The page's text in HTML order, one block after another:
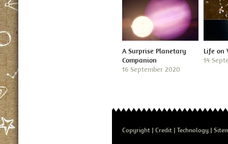
A Surprise Planetary
Companion
16 September 2020
Life on
14
Copyright Credit Technology